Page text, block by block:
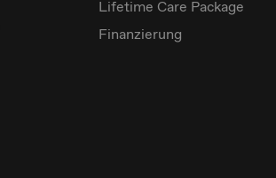
Lifetime Care Package
Finanzierung